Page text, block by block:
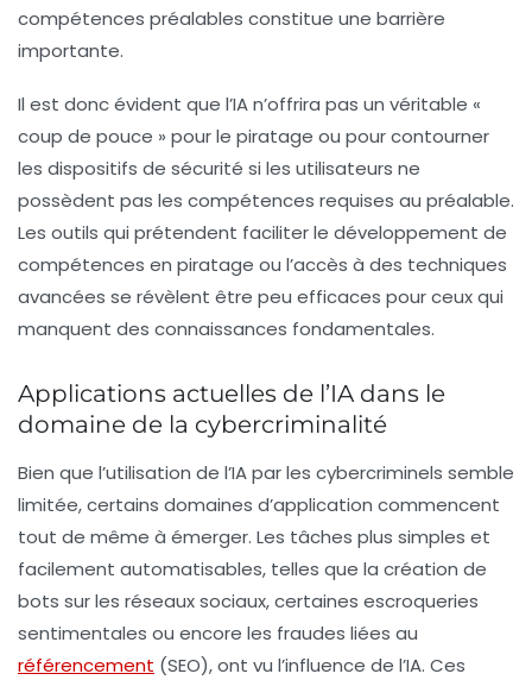
compétences préalables constitue une barrière
importante.
Il est donc évident que l’IA n’offrira pas un véritable «
coup de pouce » pour le piratage ou pour contourner
les dispositifs de sécurité si les utilisateurs ne
possèdent pas les compétences requises au préalable.
Les outils qui prétendent faciliter le développement de
compétences en piratage ou l’accès à des techniques
avancées se révèlent être peu efficaces pour ceux qui
manquent des connaissances fondamentales.
Applications actuelles de l’IA dans le
domaine de la cybercriminalité
Bien que l’utilisation de l’IApar les cybercriminels semble
limitée, certains domaines d’application commencent
tout de même à émerger. Les tâches plus simples et
facilement automatisables, telles que la création de
bots sur les réseaux sociaux, certaines escroqueries
sentimentales ou encore les fraudes liées au
référencement (SEO), ont vu l’influence de l’IA. Ces